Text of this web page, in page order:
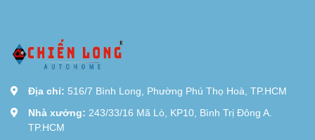
Địa chỉ: 516/7 Bình Long, Phường Phú Thọ Hoà, TP.HCM
Nhà xưởng: 243/33/16 Mã Lò, KP10, Bình Trị Đông A.
TP.HCM